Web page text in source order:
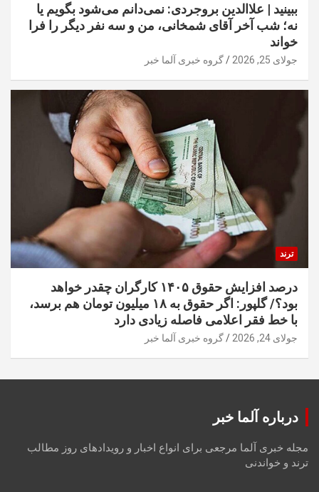
ببینید | علاالدین بروجردی: نمی‌دانم می‌شود بگویم یا
نه؛ شب آخر آقای شمخانی، من و سه نفر دیگر را فرا
خواند
جولای 25, 2026 گروه خبری آلما خبر
ترند
درصد افزایش حقوق ۱۴۰۵ کارگران چقدر خواهد
بود؟/ گلپور: اگر حقوق به ۱۸ میلیون تومان هم برسد،
با خط فقر اعلامی فاصله زیادی دارد
جولای 24, 2026 گروه خبری آلما خبر
درباره آلما خبر
مجله خبری آلما مرجعی برای انواع اخبار و رویدادهای روز مطالب
ترند و خواندنی